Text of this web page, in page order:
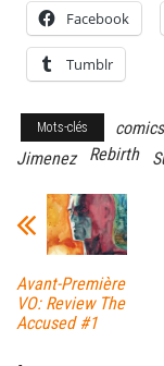
Facebook
Tumblr
Mots-clés comics
Jimenez
Rebirth
Avant-Première
VO: Review The
Accused #1